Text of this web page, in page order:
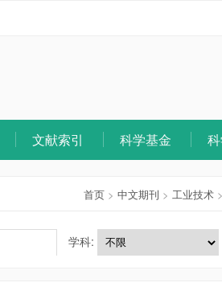
文献索引 科学基金
首页 > 中文期刊 > 工业技术 >
学科: